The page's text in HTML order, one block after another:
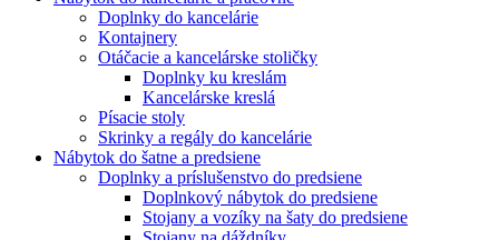
Doplnky do kancelárie
Kontajnery
Otáčacie a kancelárske stoličky
Doplnky ku kreslám
Kancelárske kreslá
Písacie stoly
Skrinky a regály do kancelárie
Nábytok do šatne a predsiene
Doplnky a príslušenstvo do predsiene
Doplnkový nábytok do predsiene
Stojany a vozíky na šaty do predsiene